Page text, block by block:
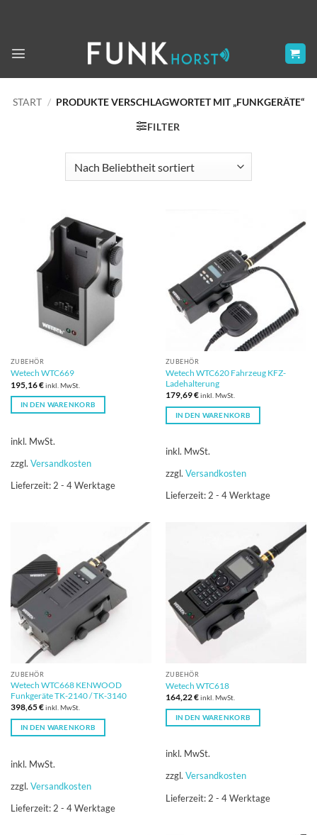
START / PRODUKTE VERSCHLAGWORTET MIT „FUNKGERÄTE“
FILTER
ZUBEHÖR
Wetech WTC669
195,16€inkl. MwSt.
IN DEN WARENKORB
inkl. MwSt.
zzgl. Versandkosten
Lieferzeit: 2 - 4 Werktage
ZUBEHÖR
Wetech WTC620 Fahrzeug KFZ-
Ladehalterung
179,69€inkl. MwSt.
IN DEN WARENKORB
inkl. MwSt.
zzgl. Versandkosten
Lieferzeit:2 - 4 Werktage
ZUBEHÖR
Wetech WTC668 KENWOOD
Funkgeräte TK-2140 / TK-3140
398,65€inkl. MwSt.
IN DEN WARENKORB
inkl. MwSt.
zzgl. Versandkosten
Lieferzeit: 2 - 4 Werktage
ZUBEHÖR
Wetech WTC618
164,22€inkl. MwSt.
IN DEN WARENKORB
inkl. MwSt.
zzgl. Versandkosten
Lieferzeit: 2 - 4 Werktage